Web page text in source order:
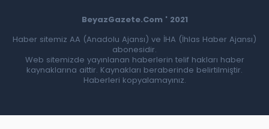
BeyazGazete.Com ' 2021
Haber sitemiz AA (Anadolu Ajansı) ve İHA (İhlas Haber Ajansı)
abonesidir.
Web sitemizde yayınlanan haberlerin telif hakları haber
kaynaklarına aittir. Kaynakları beraberinde belirtilmiştir.
Haberleri kopyalamayınız.